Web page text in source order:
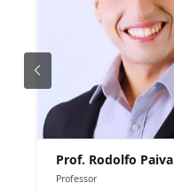
Prof. Rodolfo Paiva
Professor